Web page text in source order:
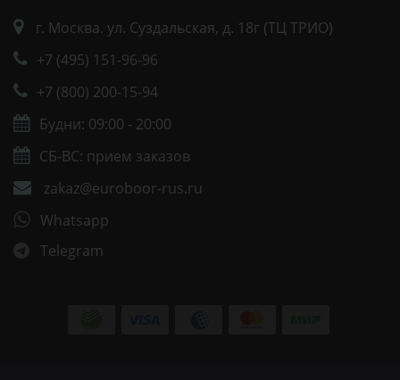
г. Москва. ул. Суздальская, д. 18г (ТЦ ТРИО)
+7 (495) 151-96-96
+7 (800) 200-15-94
Будни: 09:00 - 20:00
СБ-ВС: прием заказов
zakaz@euroboor-rus.ru
Whatsapp
Telegram